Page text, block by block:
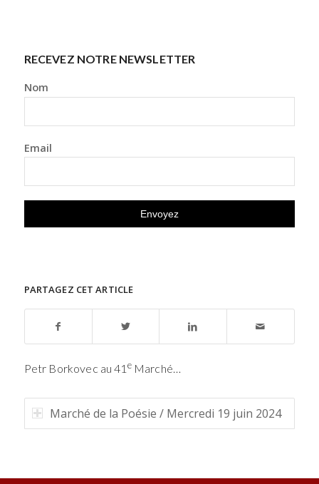
RECEVEZ NOTRE NEWSLETTER
Nom
Email
PARTAGEZ CET ARTICLE
Petr Borkovec au 41 eMarché…
Marché de la Poésie / Mercredi 19 juin 2024